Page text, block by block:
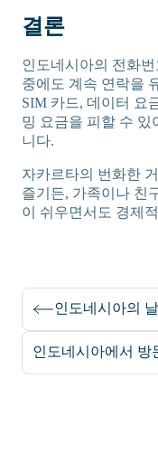
결론
인도네시아의 전화
중에도 계속 연락을
SIM 카드, 데이터 요
밍 요금을 피할 수 있
니다.
자카르타의 번화한
즐기든, 가족이나 친
이 쉬우면서도 경제
인도네시아의
인도네시아에서 방